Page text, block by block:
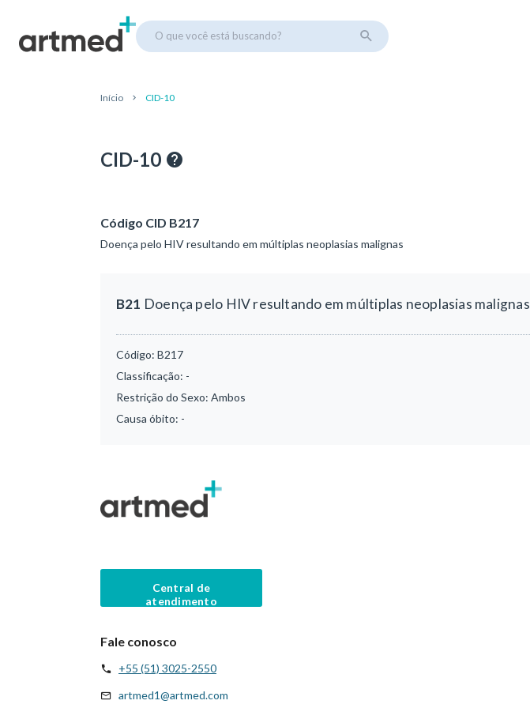
O que você está buscando?
Início CID-10
CID-10
Código CID B217
Doença pelo HIV resultando em múltiplas neoplasias malignas
B21 Doença pelo HIV resultando em múltiplas neoplasias malignas
Código: B217
Classificação: -
Restrição do Sexo: Ambos
Causa óbito: -
Central de
atendimento
Fale conosco
+55 (51) 3025-2550
artmed1@artmed.com